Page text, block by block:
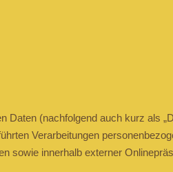
(nachfolgend auch kurz als
Verarbeitungen
sowie innerhalb externer